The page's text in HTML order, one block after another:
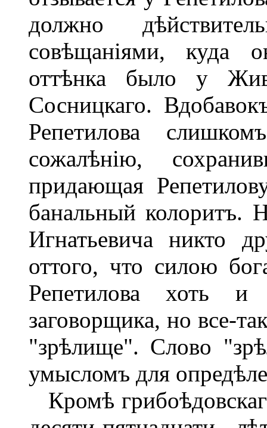
должно
совѣщаніями, куда
оттѣнка было у
Сосницкаго.
Репетилова
сожалѣнію,
придающая
банальный колоритъ.
Игнатьевича никто
оттого, что силою
Репетилова хоть и
заговорщика, но все-
"зрѣлище". Слово
умысломъ для
Кромѣ